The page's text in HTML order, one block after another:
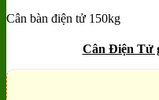
Add to wishlist
Cân bàn điện tử 150kg
Cân Điện Tử